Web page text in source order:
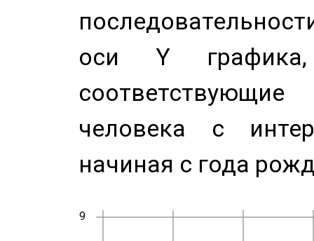
оси Y
человека с
начиная с года